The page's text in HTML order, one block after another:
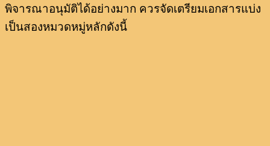
พิจารณาอนุมัติได้อย่างมาก ควรจัดเตรียมเอกสารแบ่ง
เป็นสองหมวดหมู่หลักดังนี้